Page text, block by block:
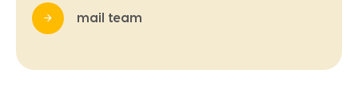
mail team